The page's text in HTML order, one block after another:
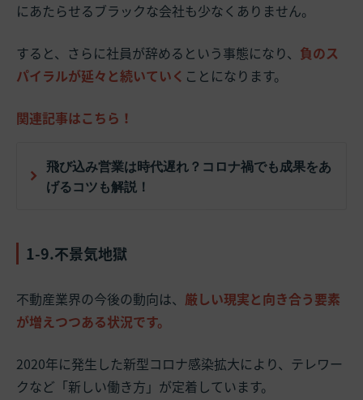
にあたらせるブラックな会社も少なくありません。
すると、さらに社員が辞めるという事態になり、 負のス
パイラルが延々と続いていく ことになります。
関連記事はこちら！
飛び込み営業は時代遅れ？コロナ禍でも成果をあ
げるコツも解説！
1-9.不景気地獄
不動産業界の今後の動向は、 厳しい現実と向き合う要素
が増えつつある状況です。
2020年に発生した新型コロナ感染拡大により、テレワー
クなど「新しい働き方」が定着しています。